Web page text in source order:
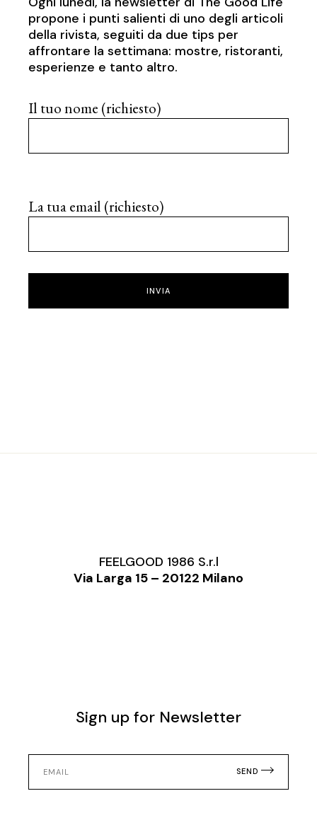
propone i punti salienti di uno degli articoli
della rivista, seguiti da due tips per
affrontare la settimana: mostre, ristoranti,
esperienze e tanto altro.
Il tuo nome (richiesto)
La tua email (richiesto)
INVIA
FEELGOOD 1986 S.r.l
Via Larga 15 – 20122 Milano
Sign up for Newsletter
SEND